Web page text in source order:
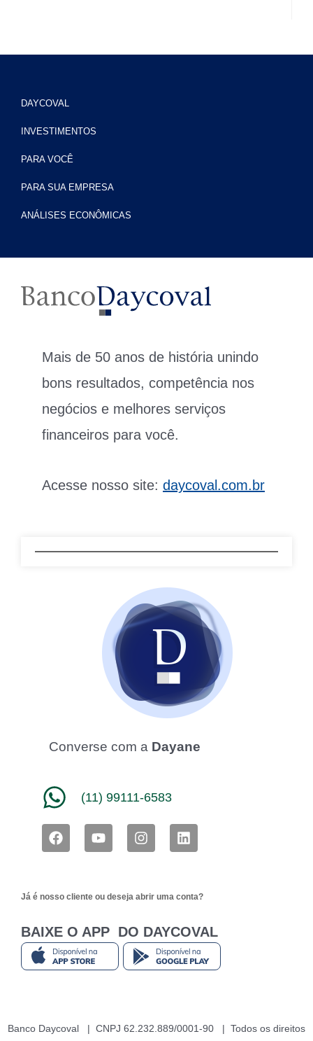
DAYCOVAL
INVESTIMENTOS
PARA VOCÊ
PARA SUA EMPRESA
ANÁLISES ECONÔMICAS
Mais de 50 anos de história unindo
bons resultados, competência nos
negócios e melhores serviços
financeiros para você.
Acesse nosso site: daycoval.com.br
Converse com a Dayane
(11) 99111-6583
F
a
o
k
Y
o
b
I
n
g
a
m
L
i
d
n
Já é nosso cliente ou deseja abrir uma conta?
BAIXE O APP DO DAYCOVAL
Banco Daycoval | CNPJ 62.232.889/0001-90 | Todos os direitos